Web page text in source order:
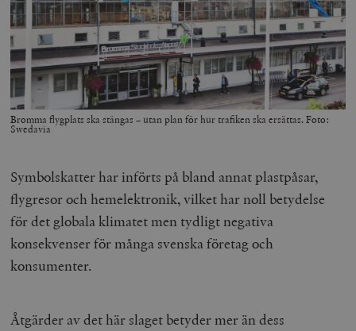
Bromma flygplats ska stängas – utan plan för hur trafiken ska ersättas. Foto:
Swedavia
Symbolskatter har införts på bland annat plastpåsar,
flygresor och hemelektronik, vilket har noll betydelse
för det globala klimatet men tydligt negativa
konsekvenser för många svenska företag och
konsumenter.
Åtgärder av det här slaget betyder mer än dess